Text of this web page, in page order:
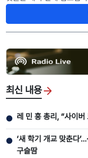
최신 내용
● 레 민 흥 총리, “사이버
● ‘새 학기 개교 맞춘다
구슬땀